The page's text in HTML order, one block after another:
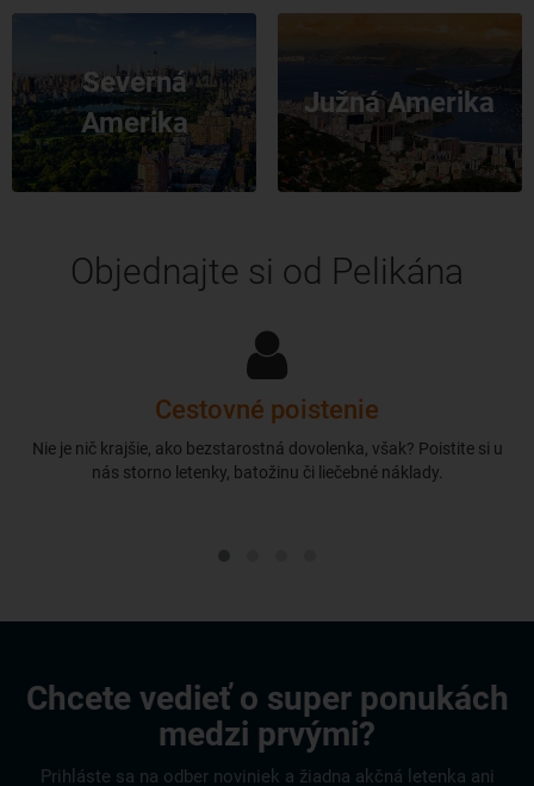
Severná
Amerika
Južná Amerika
Objednajte si od Pelikána
Cestovné poistenie
Nie je nič krajšie, ako bezstarostná dovolenka, však? Poistite si u
nás storno letenky, batožinu či liečebné náklady.
Chcete vedieť o super ponukách
medzi prvými?
Prihláste sa na odber noviniek a žiadna akčná letenka ani